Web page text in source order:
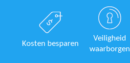
Kosten besparen
Veiligheid
waarborgen